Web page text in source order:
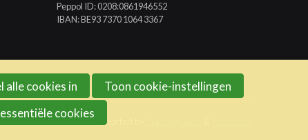
Peppol ID: 0208:0861946552
IBAN: BE93 7370 1064 3367
Website created and supported by
alle cookies in
Toon cookie-instellingen
cookies